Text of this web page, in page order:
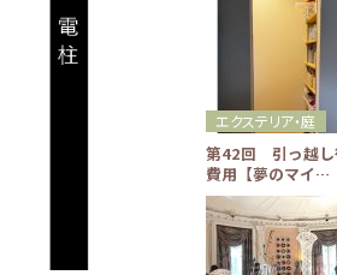
第42回 引っ越し
費用【夢のマイ…
エクステリア・庭